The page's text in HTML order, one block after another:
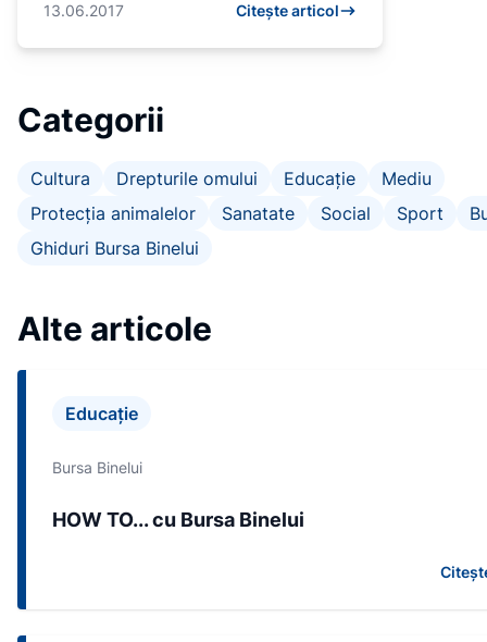
TOURNAMENT" astfel încât...
13.06.2017 Citește articol
Categorii
Cultura Drepturile omului Educație
Mediu
Protecția animalelor
Sanatate Social Sport
Ghiduri Bursa Binelui
Alte articole
Educație
Bursa Binelui
HOW TO... cu Bursa Binelui